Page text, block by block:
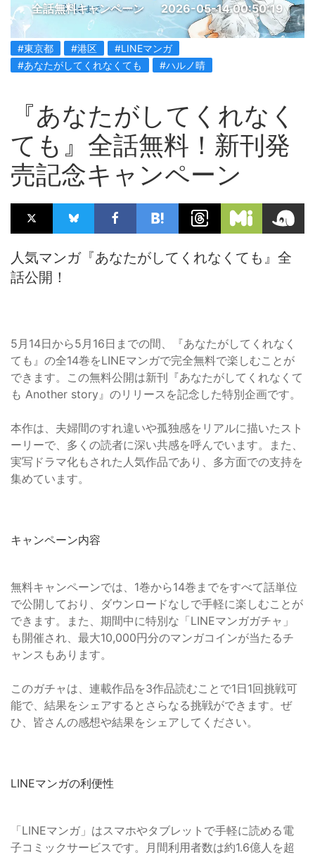
全話無料キャンペーン 2026-05-14 00:50:19
#東京都 #港区
#LINEマンガ
#あなたがしてくれなくても
#ハルノ晴
『あなたがしてくれなく
ても』全話無料！新刊発
売記念キャンペーン
人気マンガ『あなたがしてくれなくても』全
話公開！
5月14日から5月16日までの間、『あなたがしてくれなく
ても』の全14巻をLINEマンガで完全無料で楽しむことが
できます。この無料公開は新刊『あなたがしてくれなくて
も Another story』のリリースを記念した特別企画です。
本作は、夫婦間のすれ違いや孤独感をリアルに描いたスト
ーリーで、多くの読者に深い共感を呼んでいます。また、
実写ドラマ化もされた人気作品であり、多方面での支持を
集めています。
キャンペーン内容
無料キャンペーンでは、1巻から14巻までをすべて話単位
で公開しており、ダウンロードなしで手軽に楽しむことが
できます。また、期間中に特別な「LINEマンガガチャ」
も開催され、最大10,000円分のマンガコインが当たるチ
ャンスもあります。
このガチャは、連載作品を3作品読むことで1日1回挑戦可
能で、結果をシェアするとさらなる挑戦ができます。ぜ
ひ、皆さんの感想や結果をシェアしてください。
LINEマンガの利便性
「LINEマンガ」はスマホやタブレットで手軽に読める電
子コミックサービスです。月間利用者数は約1.6億人を超